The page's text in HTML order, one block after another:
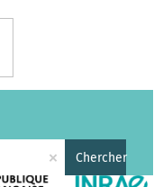
× Chercher